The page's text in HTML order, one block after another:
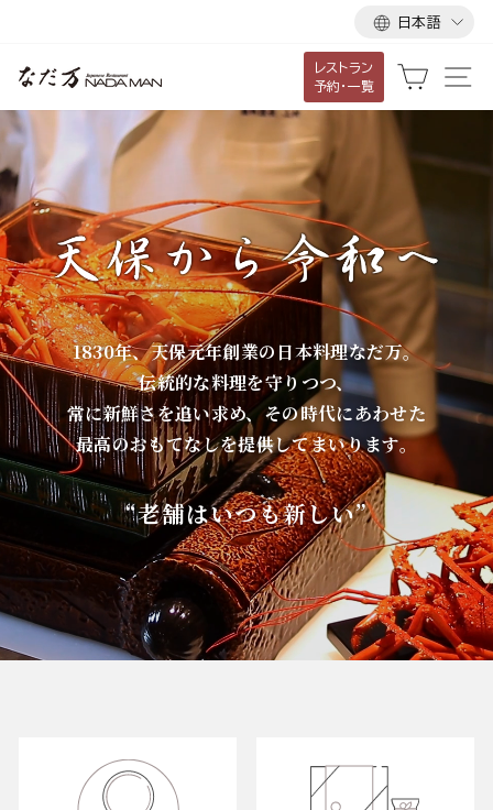
し
コ
ン
テ
ン
ツ
に
移
動
す
る
言
語
日本語
な
だ
万
レストラン
予約・一覧
カート
1830年、天保元年創業の日本料理なだ万。
伝統的な料理を守りつつ、
常に新鮮さを追い求め、その時代にあわせた
最高のおもてなしを提供してまいります。
“老舗はいつも新しい”